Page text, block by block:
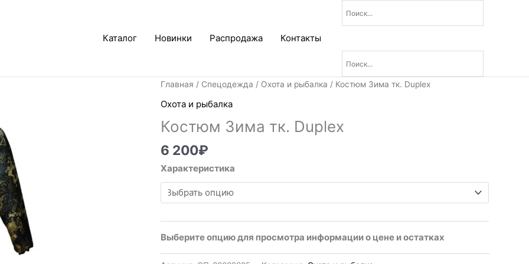
Каталог Новинки Распродажа Контакты
Главная / Спецодежда / Охота и рыбалка / Костюм Зима тк. Duplex
Охота и рыбалка
Костюм Зима тк. Duplex
6 200₽
Характеристика
Выберите опцию для просмотра информации о цене и остатках